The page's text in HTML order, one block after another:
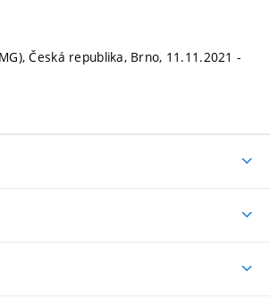
Česká republika, Brno, 11.11.2021 -